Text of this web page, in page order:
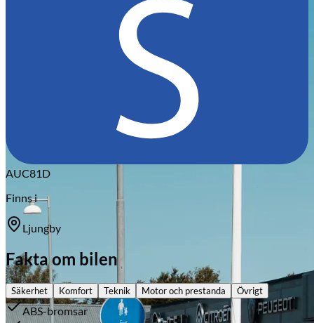
AUC81D
Finns i
Ljungby
Fakta om bilen
Säkerhet Komfort Teknik Motor och prestanda Övrigt
ABS-bromsar